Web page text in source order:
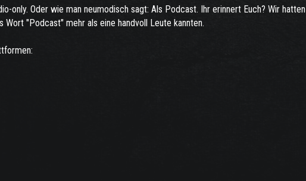
only. Oder wie man neumodisch sagt: Als Podcast. Ihr erinnert Euch? Wir hatten
"Podcast" mehr als eine handvoll Leute kannten.